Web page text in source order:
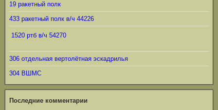
19 ракетный полк
433 ракетный полк в/ч 44226
1520 ртб в/ч 54270
306 отдельная вертолётная эскадрилья
304 ВШМС
Последние комментарии